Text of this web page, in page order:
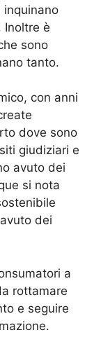
inquinano
Inoltre è
sono
tanto.
con anni
dove sono
giudiziari e
avuto dei
si nota
dei
a
rottamare
e seguire